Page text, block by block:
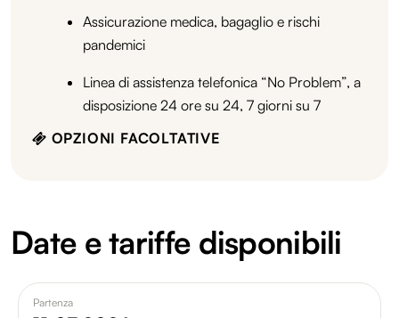
Assicurazione medica, bagaglio e rischi
pandemici
Linea di assistenza telefonica “No Problem”, a
disposizione 24 ore su 24, 7 giorni su 7
OPZIONI FACOLTATIVE
Date e tariffe disponibili
Partenza